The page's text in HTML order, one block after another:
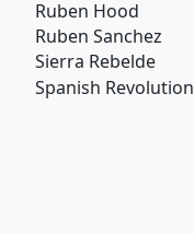
Ruben Hood
Ruben Sanchez
Sierra Rebelde
Spanish Revolution